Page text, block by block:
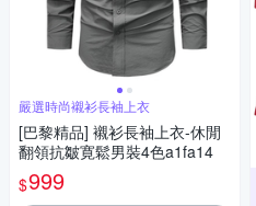
嚴選時尚襯衫長袖上衣
[巴黎精品] 襯衫長袖上衣-休閒
翻領抗皺寛鬆男裝4色a1fa14
$999